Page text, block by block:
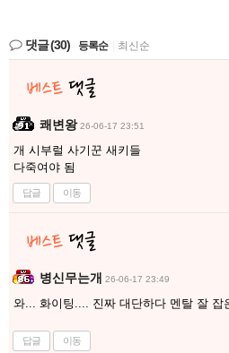
댓글(30) 등록순 최신순
쾌변왕 26-06-17 23:51
개 시부럴 사기꾼 새키들
다죽여야 됨
답글 이동
병신무는개 26-06-17 23:49
와... 화이팅.... 진짜 대단하다 멘탈 잘 잡
답글 이동